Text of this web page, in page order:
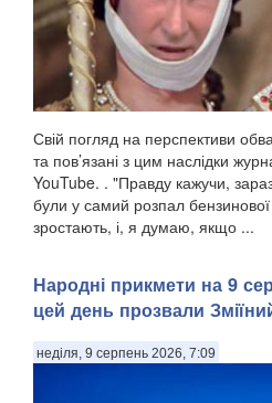
Свій погляд на перспективи
та пов’язані з цим наслідки
YouTube. . "Правду кажучи,
були у самий розпал
зростають, і, я думаю, якщо ...
Народні прикмети на 9
цей день прозвали
неділя, 9 серпень 2026, 7:09